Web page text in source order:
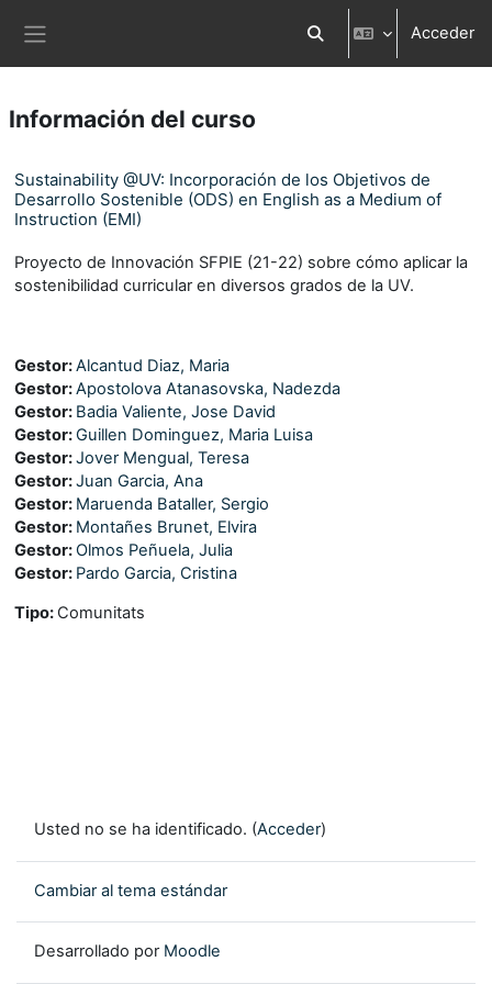
Selector de búsqueda
Acceder
Información del curso
Sustainability @UV: Incorporación de los Objetivos de
Desarrollo Sostenible (ODS) en English as a Medium of
Instruction (EMI)
Proyecto de Innovación SFPIE (21-22) sobre cómo aplicar la
sostenibilidad curricular en diversos grados de la UV.
Gestor:Alcantud Diaz, Maria
Gestor:Apostolova Atanasovska, Nadezda
Gestor: Badia Valiente, Jose David
Gestor:Guillen Dominguez, Maria Luisa
Gestor:Jover Mengual, Teresa
Gestor:Juan Garcia, Ana
Gestor: Maruenda Bataller, Sergio
Gestor: Montañes Brunet, Elvira
Gestor:Olmos Peñuela, Julia
Gestor: Pardo Garcia, Cristina
Tipo: Comunitats
Usted no se ha identificado. (Acceder)
Cambiar al tema estándar
Desarrollado por Moodle